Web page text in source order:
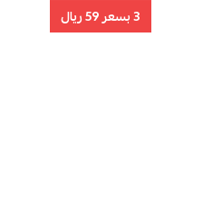
3 بسعر 59 ريال